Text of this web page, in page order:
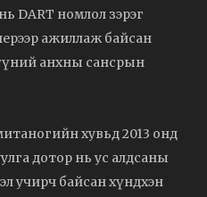
DART номлол зэрэг
ажиллаж байсан
анхны сансрын
хувьд 2013 онд
дотор нь ус алдсаны
учирч байсан хүндхэн